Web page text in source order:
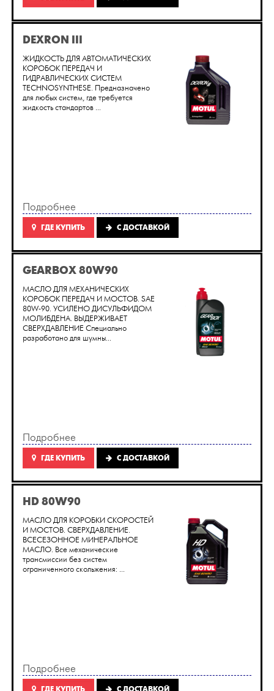
DEXRON III
ЖИДКОСТЬ ДЛЯ АВТОМАТИЧЕСКИХ
КОРОБОК ПЕРЕДАЧ И
ГИДРАВЛИЧЕСКИХ СИСТЕМ
TECHNOSYNTHESE. Предназначено
для любых систем, где требуется
жидкость стандартов ...
Подробнее
ГДЕ КУПИТЬ C ДОСТАВКОЙ
GEARBOX 80W90
МАСЛО ДЛЯ МЕХАНИЧЕСКИХ
КОРОБОК ПЕРЕДАЧ И МОСТОВ. SAE
80W-90. УСИЛЕНО ДИСУЛЬФИДОМ
МОЛИБДЕНА. ВЫДЕРЖИВАЕТ
СВЕРХДАВЛЕНИЕ Специально
разработано для шумны...
Подробнее
ГДЕ КУПИТЬ C ДОСТАВКОЙ
HD 80W90
МАСЛО ДЛЯ КОРОБКИ СКОРОСТЕЙ
И МОСТОВ. СВЕРХДАВЛЕНИЕ.
ВСЕСЕЗОННОЕ МИНЕРАЛЬНОЕ
МАСЛО. Все механические
трансмиссии без систем
ограниченного скольжения: ...
Подробнее